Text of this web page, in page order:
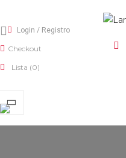
Login / Registro
Checkout
Lista (0)